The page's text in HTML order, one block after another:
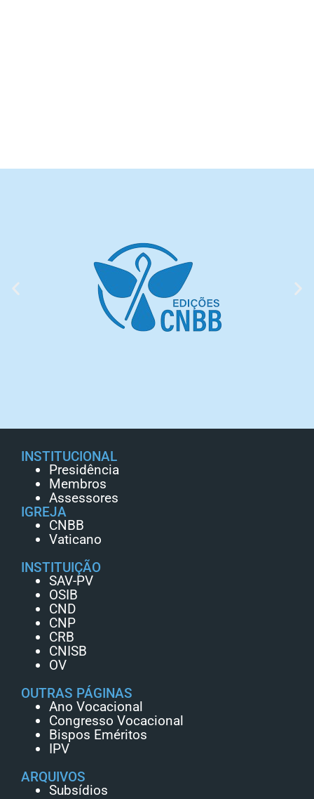
INSTITUCIONAL
Presidência
Membros
Assessores
IGREJA
CNBB
Vaticano
INSTITUIÇÃO
SAV-PV
OSIB
CND
CNP
CRB
CNISB
OV
OUTRAS PÁGINAS
Ano Vocacional
Congresso Vocacional
Bispos Eméritos
IPV
ARQUIVOS
Subsídios